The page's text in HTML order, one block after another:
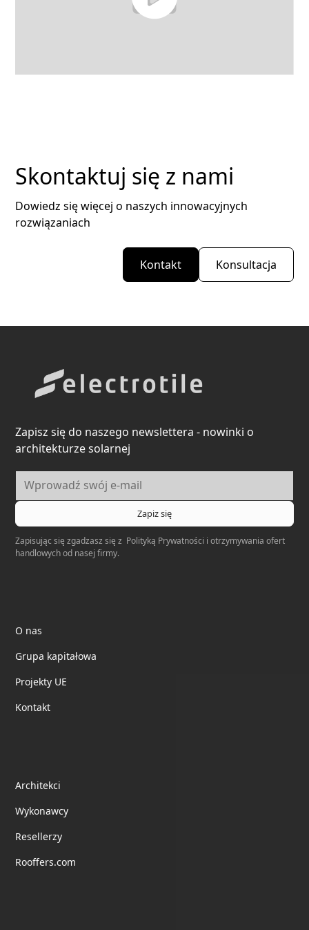
Skontaktuj się z nami
Dowiedz się więcej o naszych innowacyjnych
rozwiązaniach
Kontakt Konsultacja
Zapisz się do naszego newslettera - nowinki o
architekturze solarnej
Zapisując się zgadzasz się z Polityką Prywatności i otrzymywania ofert
handlowych od nasej firmy.
O nas
Grupa kapitałowa
Projekty UE
Kontakt
Architekci
Wykonawcy
Resellerzy
Rooffers.com